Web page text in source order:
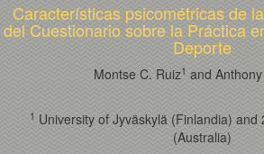
Características psicométricas de
del Cuestionario sobre la Práctica
Deporte
Montse C. Ruiz1 and Anthony
1 University of Jyväskylä (Finlandia) and
(Australia)